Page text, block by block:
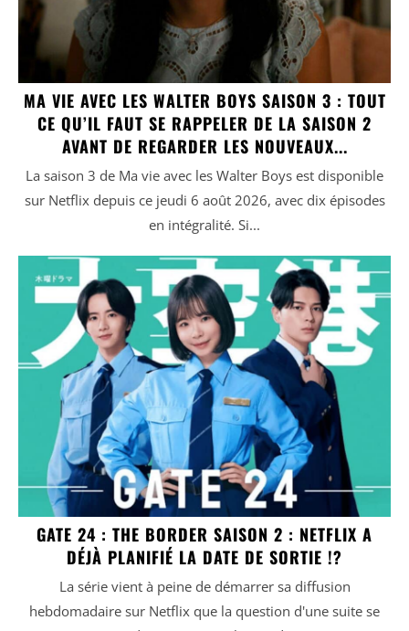
MA VIE AVEC LES WALTER BOYS SAISON 3 : TOUT
CE QU’IL FAUT SE RAPPELER DE LA SAISON 2
AVANT DE REGARDER LES NOUVEAUX...
La saison 3 de Ma vie avec les Walter Boys est disponible
sur Netflix depuis ce jeudi 6 août 2026, avec dix épisodes
en intégralité. Si...
GATE 24 : THE BORDER SAISON 2 : NETFLIX A
DÉJÀ PLANIFIÉ LA DATE DE SORTIE !?
La série vient à peine de démarrer sa diffusion
hebdomadaire sur Netflix que la question d'une suite se